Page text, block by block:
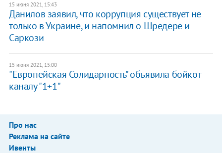
15 июня 2021, 15:43
Данилов заявил, что коррупция существует не
только в Украине, и напомнил о Шредере и
Саркози
15 июня 2021, 15:00
"Европейская Солидарность" объявила бойкот
каналу "1+1"
Про нас
Реклама на сайте
Ивенты